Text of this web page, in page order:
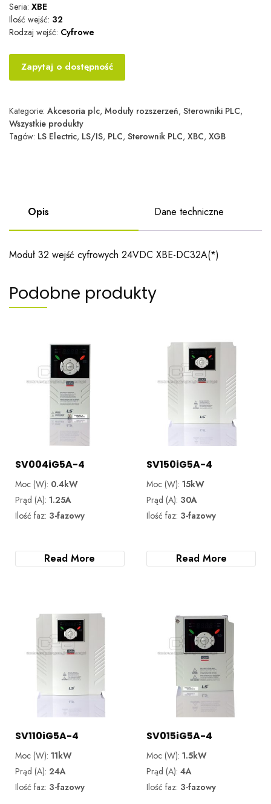
Seria: XBE
Ilość wejść: 32
Rodzaj wejść: Cyfrowe
Zapytaj o dostępność
Kategorie: Akcesoria plc, Moduły rozszerzeń, Sterowniki PLC,
Wszystkie produkty
Tagów: LS Electric, LS/IS, PLC, Sterownik PLC, XBC, XGB
Opis Dane techniczne
Moduł 32 wejść cyfrowych 24VDC XBE-DC32A(*)
Podobne produkty
SV004iG5A-4
Moc (W): 0.4kW
Prąd (A): 1.25A
Ilość faz: 3-fazowy
Read More
SV150iG5A-4
Moc (W):15kW
Prąd (A): 30A
Ilość faz: 3-fazowy
Read More
SV110iG5A-4
Moc (W): 11kW
Prąd (A): 24A
Ilość faz: 3-fazowy
SV015iG5A-4
Moc (W):1.5kW
Prąd (A):4A
Ilość faz: 3-fazowy